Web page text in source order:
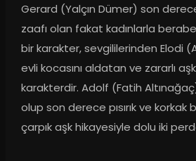
Gerard (Yalçın Dümer) son
zaafı olan fakat kadınlarla
bir karakter, sevgililerinden Elodi
evli kocasını aldatan ve zararlı
karakterdir. Adolf (Fatih
olup son derece pısırık ve korkak
çarpık aşk hikayesiyle dolu iki